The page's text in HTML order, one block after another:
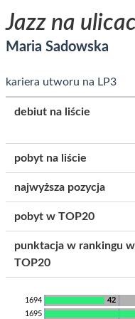
Jazz na
Maria Sadowska
kariera utworu na LP3
debiut na liście
pobyt na liście
najwyższa pozycja
pobyt w TOP20
punktacja w rankingu w
TOP20
42
1694
1695